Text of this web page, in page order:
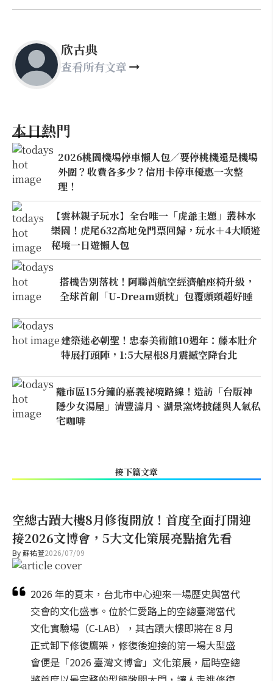
欣古典
查看所有文章
本日熱門
2026桃園機場停車懶人包／要停桃機還是機場
外圍？收費各多少？信用卡停車優惠一次整
理！
【雲林親子玩水】全台唯一「虎爺主題」叢林水
樂園！虎尾632高地免門票回歸，玩水＋4大順遊
秘境一日遊懶人包
搭機告別落枕！阿聯酋航空經濟艙座椅升級，
全球首創「U-Dream頭枕」包覆頭頸超好睡
建築迷必朝聖！忠泰美術館10週年：藤本壯介
特展打頭陣，1:5大屋根8月震撼空降台北
離市區15分鐘的嘉義祕境路線！造訪「台版神
隱少女湯屋」清豐濤月、湖景窯烤披薩與人氣私
宅咖啡
接下篇文章
空總古蹟大樓8月修復開放！首度全面打開迎
接2026文博會，5大文化策展亮點搶先看
By蘇祐萱2026/07/09
2026 年的夏末，台北市中心迎來一場歷史與當代
交會的文化盛事。位於仁愛路上的空總臺灣當代
文化實驗場（C-LAB），其古蹟大樓即將在 8 月
正式卸下修復鷹架，修復後迎接的第一場大型盛
會便是「2026 臺灣文博會」文化策展，屆時空總